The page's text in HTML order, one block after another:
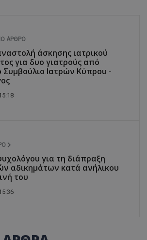
ΆΡΘΡΟ
άσκησης ιατρικού
για δυο γιατρούς από
Συμβούλιο Ιατρών Κύπρου -
για τη διάπραξη
αδικημάτων κατά ανήλικου
του